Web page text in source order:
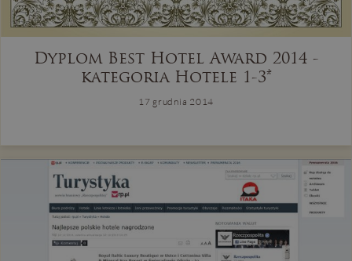
Dyplom Best Hotel Award 2014 -
kategoria Hotele 1-3*
17 grudnia 2014